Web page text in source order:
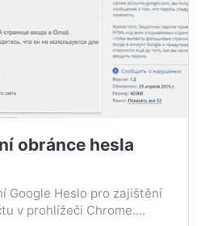
obránce hesla
Google Heslo pro zajištění
v prohlížeči Chrome....